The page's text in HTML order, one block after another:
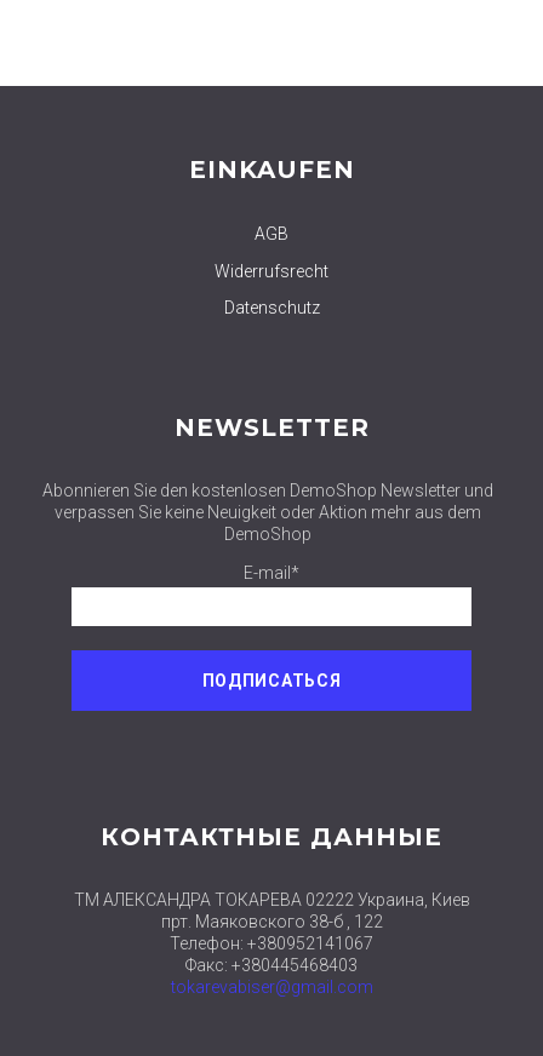
EINKAUFEN
AGB
Widerrufsrecht
Datenschutz
NEWSLETTER
Abonnieren Sie den kostenlosen DemoShop Newsletter und
verpassen Sie keine Neuigkeit oder Aktion mehr aus dem
DemoShop
E-mail*
КОНТАКТНЫЕ ДАННЫЕ
ТМ АЛЕКСАНДРА ТОКАРЕВА 02222 Украина, Киев
прт. Маяковского 38-б , 122
Телефон: +380952141067
Факс: +380445468403
tokarevabiser@gmail.com